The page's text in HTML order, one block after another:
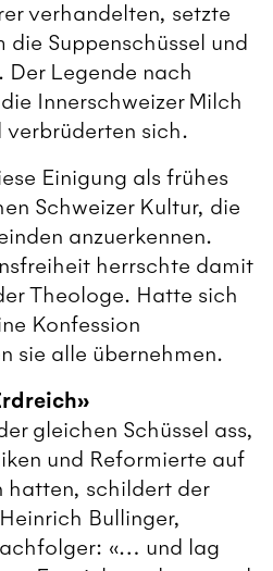
verhandelten, setzte
die Suppenschüssel und
Der Legende nach
Innerschweizer Milch
verbrüderten sich.
Einigung als frühes
Schweizer Kultur, die
anzuerkennen.
herrschte damit
Theologe. Hatte sich
Konfession
sie alle übernehmen.
gleichen Schüssel ass,
und Reformierte auf
hatten, schildert der
Bullinger,
«… und lag